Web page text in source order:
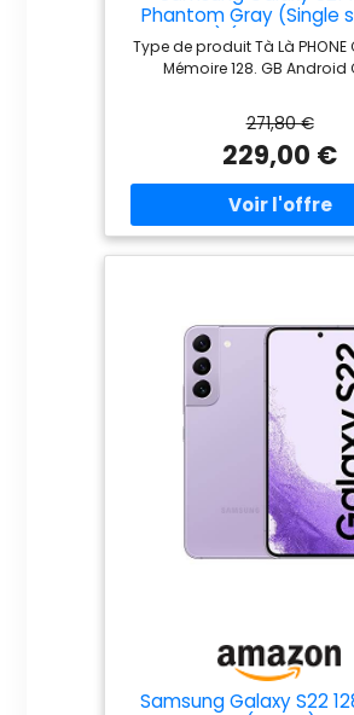
Phantom Gray (Single
sim)
Type de produit Tà Là PHONE
Mémoire 128. GB Android
271,80 €
229,00 €
Samsung Galaxy S22